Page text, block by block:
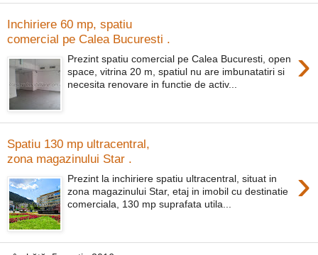
Inchiriere 60 mp, spatiu
comercial pe Calea Bucuresti .
›
Prezint spatiu comercial pe Calea Bucuresti, open
space, vitrina 20 m, spatiul nu are imbunatatiri si
necesita renovare in functie de activ...
Spatiu 130 mp ultracentral,
zona magazinului Star .
›
Prezint la inchiriere spatiu ultracentral, situat in
zona magazinului Star, etaj in imobil cu destinatie
comerciala, 130 mp suprafata utila...